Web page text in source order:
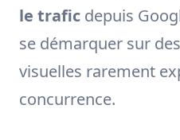
le trafic depuis
se démarquer sur
visuelles rarement
concurrence.